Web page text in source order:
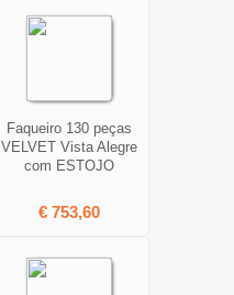
Faqueiro 130 peças
VELVET Vista Alegre
com ESTOJO
€ 753,60